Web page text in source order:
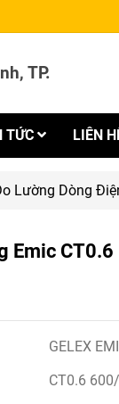
TP.
TỨC LIÊN
Lường Dòng
Emic
GELEX
CT0.6